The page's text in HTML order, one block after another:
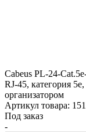
Cabeus PL-24-
RJ-45, категория
организатором
Артикул товара:
Под заказ
-